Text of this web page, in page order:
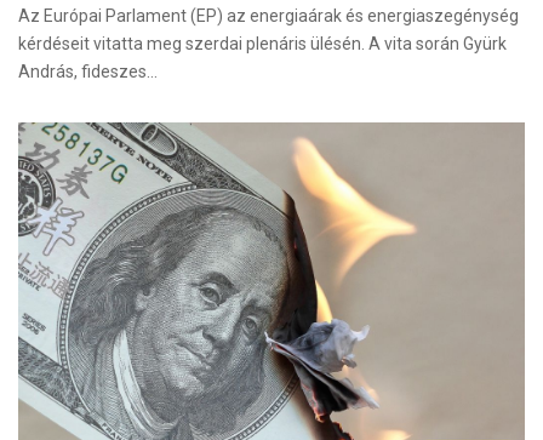
Az Európai Parlament (EP) az energiaárak és energiaszegénység
kérdéseit vitatta meg szerdai plenáris ülésén. A vita során Gyürk
András, fideszes…